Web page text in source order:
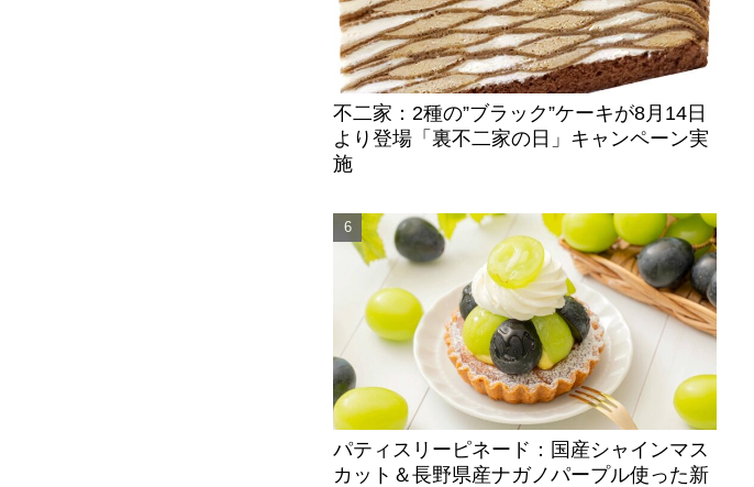
不二家：2種の”ブラック”ケーキが8月14日
より登場「裏不二家の日」キャンペーン実
施
パティスリーピネード：国産シャインマス
カット＆長野県産ナガノパープル使った新